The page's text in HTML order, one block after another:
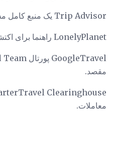
Trip Advisor یک منبع کامل مسافرتی محکم و درست است.
LonelyPlanet راهنما برای اکتشاف بی نظیر و غیر جاده ای.
مقصد.
معاملات.